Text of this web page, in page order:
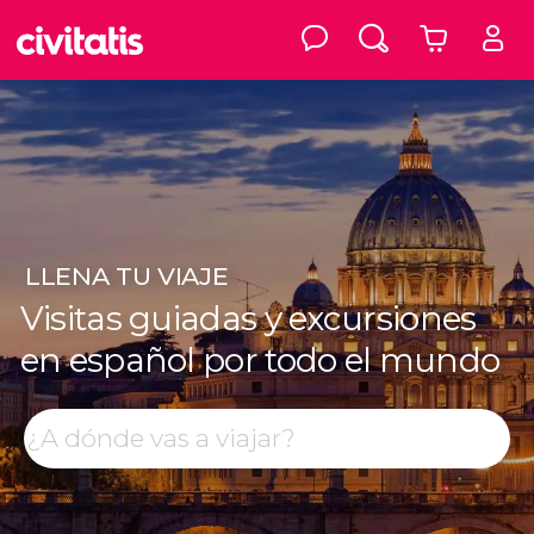
LLENA TU VIAJE
Visitas guiadas y excursiones
en español por todo el mundo
Buscar
Top destinos